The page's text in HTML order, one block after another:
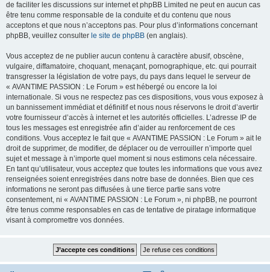
de faciliter les discussions sur internet et phpBB Limited ne peut en aucun cas
être tenu comme responsable de la conduite et du contenu que nous
acceptons et que nous n’acceptons pas. Pour plus d’informations concernant
phpBB, veuillez consulter le site de phpBB (en anglais).
Vous acceptez de ne publier aucun contenu à caractère abusif, obscène,
vulgaire, diffamatoire, choquant, menaçant, pornographique, etc. qui pourrait
transgresser la législation de votre pays, du pays dans lequel le serveur de
« AVANTIME PASSION : Le Forum » est hébergé ou encore la loi
internationale. Si vous ne respectez pas ces dispositions, vous vous exposez à
un bannissement immédiat et définitif et nous nous réservons le droit d’avertir
votre fournisseur d’accès à internet et les autorités officielles. L’adresse IP de
tous les messages est enregistrée afin d’aider au renforcement de ces
conditions. Vous acceptez le fait que « AVANTIME PASSION : Le Forum » ait le
droit de supprimer, de modifier, de déplacer ou de verrouiller n’importe quel
sujet et message à n’importe quel moment si nous estimons cela nécessaire.
En tant qu’utilisateur, vous acceptez que toutes les informations que vous avez
renseignées soient enregistrées dans notre base de données. Bien que ces
informations ne seront pas diffusées à une tierce partie sans votre
consentement, ni « AVANTIME PASSION : Le Forum », ni phpBB, ne pourront
être tenus comme responsables en cas de tentative de piratage informatique
visant à compromettre vos données.